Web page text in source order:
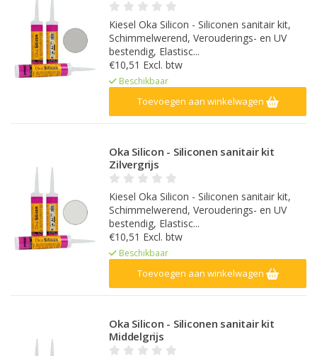
Kiesel Oka Silicon - Siliconen sanitair kit,
Schimmelwerend, Verouderings- en UV
bestendig, Elastisc...
€10,51 Excl. btw
Beschikbaar
Toevoegen aan winkelwagen
Oka Silicon - Siliconen sanitair kit
Zilvergrijs
Kiesel Oka Silicon - Siliconen sanitair kit,
Schimmelwerend, Verouderings- en UV
bestendig, Elastisc...
€10,51 Excl. btw
Beschikbaar
Toevoegen aan winkelwagen
Oka Silicon - Siliconen sanitair kit
Middelgrijs